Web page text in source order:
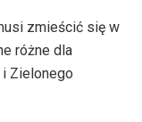
zmieścić się w
różne dla
Zielonego